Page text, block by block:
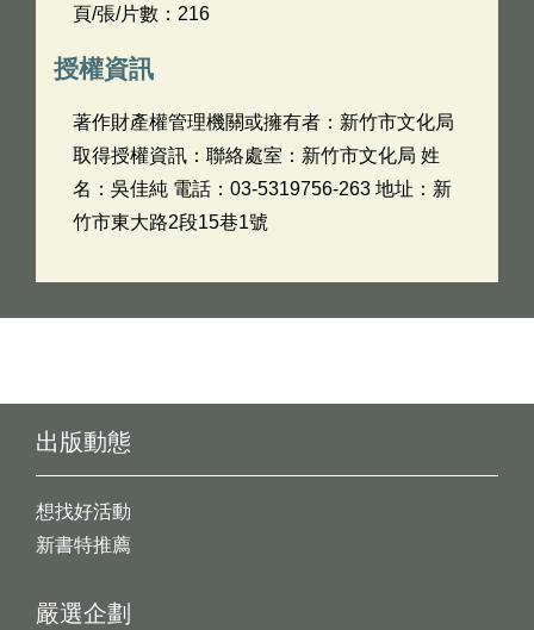
頁/張/片數：216
授權資訊
著作財產權管理機關或擁有者：新竹市文化局
取得授權資訊：聯絡處室：新竹市文化局 姓
名：吳佳純 電話：03-5319756-263 地址：新
竹市東大路2段15巷1號
出版動態
想找好活動
新書特推薦
嚴選企劃